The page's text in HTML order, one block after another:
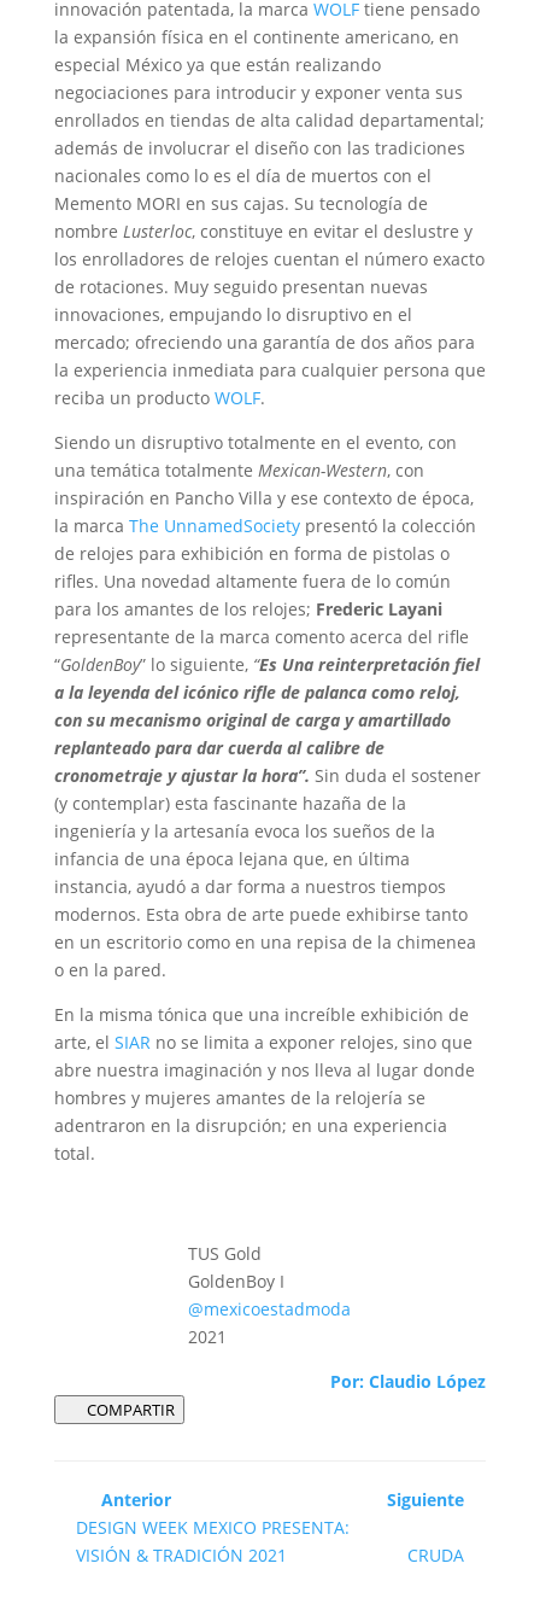
innovación patentada, la marca WOLFtiene pensado
la expansión física en el continente americano, en
especial México ya que están realizando
negociaciones para introducir y exponer venta sus
enrollados en tiendas de alta calidad departamental;
además de involucrar el diseño con las tradiciones
nacionales como lo es el día de muertos con el
Memento MORI en sus cajas. Su tecnología de
nombre Lusterloc, constituye en evitar el deslustre y
los enrolladores de relojes cuentan el número exacto
de rotaciones. Muy seguido presentan nuevas
innovaciones, empujando lo disruptivo en el
mercado; ofreciendo una garantía de dos años para
la experiencia inmediata para cualquier persona que
reciba un producto WOLF.
Siendo un disruptivo totalmente en el evento, con
una temática totalmente Mexican-Western, con
inspiración en Pancho Villa y ese contexto de época,
la marca The UnnamedSocietypresentó la colección
de relojes para exhibición en forma de pistolas o
rifles. Una novedad altamente fuera de lo común
para los amantes de los relojes; Frederic Layani
representante de la marca comento acerca del rifle
“GoldenBoy” lo siguiente, “Es Una reinterpretación fiel
a la leyenda del icónico rifle de palanca como reloj,
con su mecanismo original de carga y amartillado
replanteado para dar cuerda al calibre de
cronometraje y ajustar la hora”. Sin duda el sostener
(y contemplar) esta fascinante hazaña de la
ingeniería y la artesanía evoca los sueños de la
infancia de una época lejana que, en última
instancia, ayudó a dar forma a nuestros tiempos
modernos. Esta obra de arte puede exhibirse tanto
en un escritorio como en una repisa de la chimenea
o en la pared.
En la misma tónica que una increíble exhibición de
arte, el SIARno se limita a exponer relojes, sino que
abre nuestra imaginación y nos lleva al lugar donde
hombres y mujeres amantes de la relojería se
adentraron en la disrupción; en una experiencia
total.
TUS Gold
GoldenBoy I
@mexicoestadmoda
2021
Por: Claudio López
COMPARTIR
Anterior
DESIGN WEEK MEXICO PRESENTA:
VISIÓN & TRADICIÓN 2021
Siguiente
CRUDA